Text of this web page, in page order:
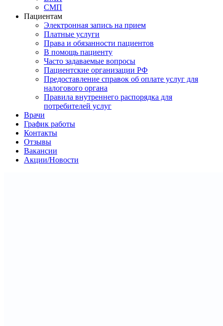
СМП
Пациентам
Электронная запись на прием
Платные услуги
Права и обязанности пациентов
В помощь пациенту
Часто задаваемые вопросы
Пациентские организации РФ
Предоставление справок об оплате услуг для
налогового органа
Правила внутреннего распорядка для
потребителей услуг
Врачи
График работы
Контакты
Отзывы
Вакансии
Акции/Новости